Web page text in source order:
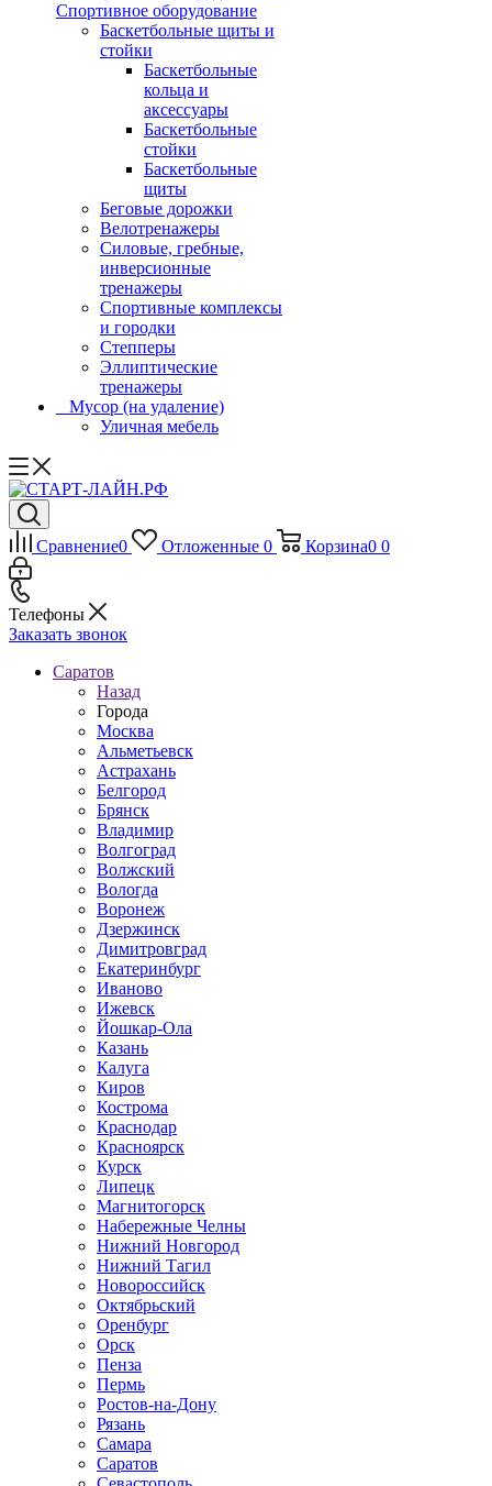
Спортивное оборудование
Баскетбольные щиты и
стойки
Баскетбольные
кольца и
аксессуары
Баскетбольные
стойки
Баскетбольные
щиты
Беговые дорожки
Велотренажеры
Силовые, гребные,
инверсионные
тренажеры
Спортивные комплексы
и городки
Степперы
Эллиптические
тренажеры
_ Мусор (на удаление)
Уличная мебель
Сравнение0 Отложенные 0 Корзина0 0
Телефоны
Заказать звонок
Саратов
Назад
Города
Москва
Альметьевск
Астрахань
Белгород
Брянск
Владимир
Волгоград
Волжский
Вологда
Воронеж
Дзержинск
Димитровград
Екатеринбург
Иваново
Ижевск
Йошкар-Ола
Казань
Калуга
Киров
Кострома
Краснодар
Красноярск
Курск
Липецк
Магнитогорск
Набережные Челны
Нижний Новгород
Нижний Тагил
Новороссийск
Октябрьский
Оренбург
Орск
Пенза
Пермь
Ростов-на-Дону
Рязань
Самара
Саратов